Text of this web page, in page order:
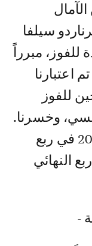
سيلفا
للفوز، مبرراً
اعتبارنا
للفوز
وخسرنا.
كنا المرشحين أمام توتنهام (2019 في ربع
ليون (2020 في ربع النهائي
-